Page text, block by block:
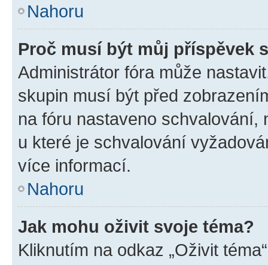
Nahoru
Proč musí být můj příspěvek
Administrátor fóra může
skupin musí být před
na fóru nastaveno schvalování,
u které je schvalování
více informací.
Nahoru
Jak mohu oživit svoje téma?
Kliknutím na odkaz „Oživit